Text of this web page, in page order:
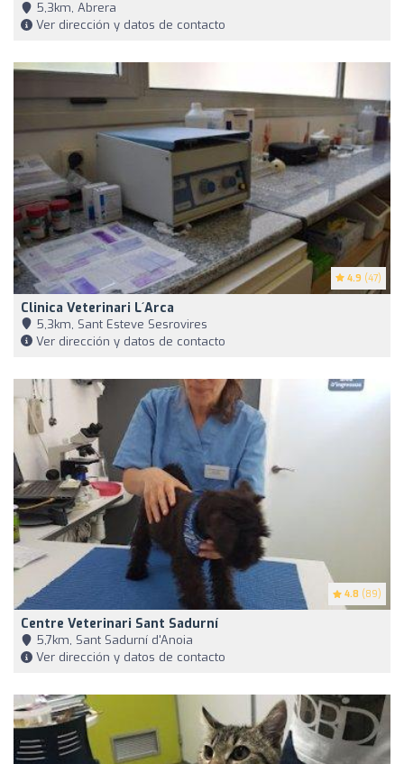
5,3km, Abrera
Ver dirección y datos de contacto
4.9 (47)
Clinica Veterinari L´Arca
5,3km, Sant Esteve Sesrovires
Ver dirección y datos de contacto
4.8 (89)
Centre Veterinari Sant Sadurní
5,7km, Sant Sadurní d'Anoia
Ver dirección y datos de contacto